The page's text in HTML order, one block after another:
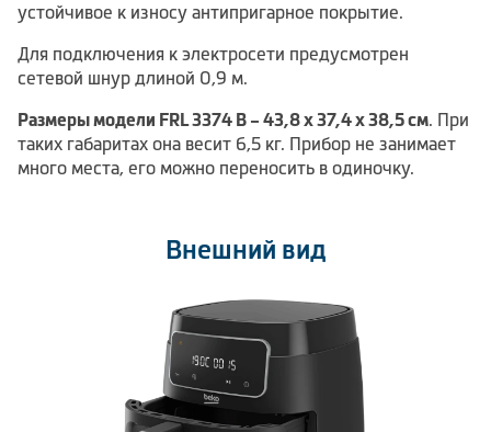
устойчивое к износу антипригарное покрытие.
Для подключения к электросети предусмотрен
сетевой шнур длиной 0,9 м.
Размеры модели FRL 3374 B – 43,8 х 37,4 х 38,5 см. При
таких габаритах она весит 6,5 кг. Прибор не занимает
много места, его можно переносить в одиночку.
Внешний вид